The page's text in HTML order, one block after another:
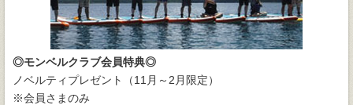
◎モンベルクラブ会員特典◎
ノベルティプレゼント（11月～2月限定）
※会員さまのみ